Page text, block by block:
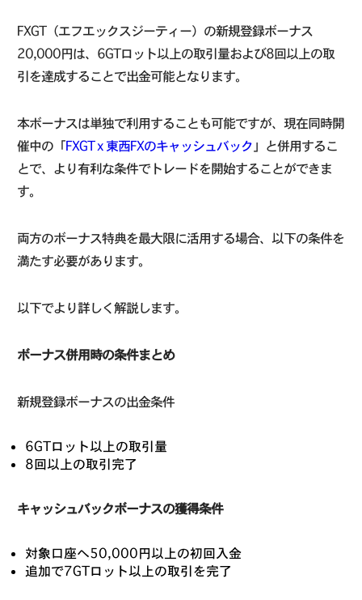
FXGT（エフエックスジーティー）の新規登録ボーナス
20,000円は、6GTロット以上の取引量および8回以上の取
引を達成することで出金可能となります。
本ボーナスは単独で利用することも可能ですが、現在同時開
催中の「FXGT x 東西FXのキャッシュバック 」と併用するこ
とで、より有利な条件でトレードを開始することができま
す。
両方のボーナス特典を最大限に活用する場合、以下の条件を
満たす必要があります。
以下でより詳しく解説します。
ボーナス併用時の条件まとめ
新規登録ボーナスの出金条件
6GTロット以上の取引量
8回以上の取引完了
キャッシュバックボーナスの獲得条件
対象口座へ50,000円以上の初回入金
追加で7GTロット以上の取引を完了